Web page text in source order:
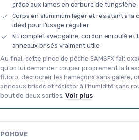
grâce aux lames en carbure de tungstène
Corps en aluminium léger et résistant à la
idéal pour l’usage régulier
Kit complet avec gaine, cordon enroulé et
anneaux brisés vraiment utile
Au final, cette pince de pêche SAMSFX fait
qu’on lui demande : couper proprement la
fluoro, décrocher les hameçons sans galère,
anneaux brisés et résister à l’humidité sans
bout de deux sorties. Voir plus
‎POHOVE